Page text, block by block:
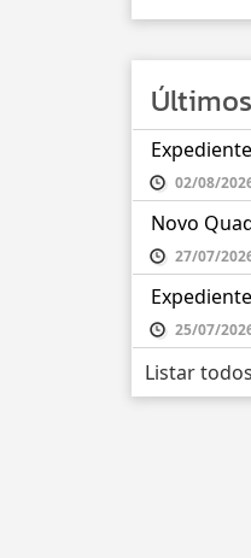
Últimos
02/08/
Novo
27/07/
25/07/
Listar todos